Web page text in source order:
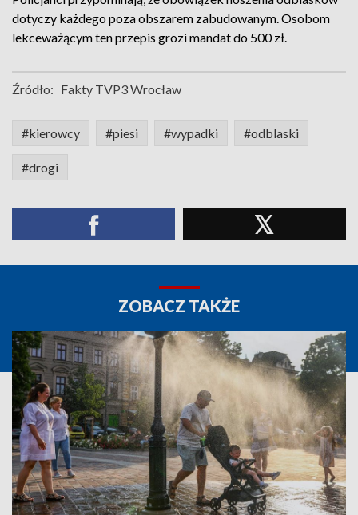
dotyczy każdego poza obszarem zabudowanym. Osobom
lekceważącym ten przepis grozi mandat do 500 zł.
Źródło: Fakty TVP3 Wrocław
#kierowcy #piesi #wypadki #odblaski
#drogi
ZOBACZ TAKŻE